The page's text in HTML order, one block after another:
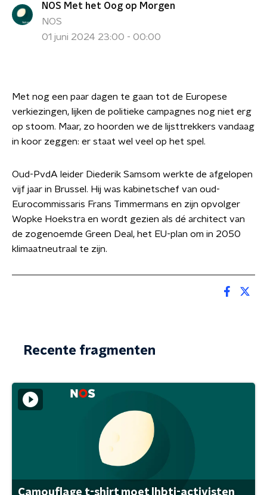
NOS Met het Oog op Morgen
NOS
01 juni 2024 23:00 - 00:00
Met nog een paar dagen te gaan tot de Europese
verkiezingen, lijken de politieke campagnes nog niet erg
op stoom. Maar, zo hoorden we de lijsttrekkers vandaag
in koor zeggen: er staat wel veel op het spel.
Oud-PvdA leider Diederik Samsom werkte de afgelopen
vijf jaar in Brussel. Hij was kabinetschef van oud-
Eurocommissaris Frans Timmermans en zijn opvolger
Wopke Hoekstra en wordt gezien als dé architect van
de zogenoemde Green Deal, het EU-plan om in 2050
klimaatneutraal te zijn.
Recente fragmenten
Camouflage t-shirt moet lhbti-activisten